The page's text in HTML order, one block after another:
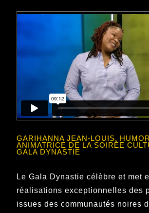
GARIHANNA JEAN-LOUIS,
ANIMATRICE DE LA SOIRÉE
GALA DYNASTIE
Le Gala Dynastie célèbre et met
réalisations exceptionnelles des
issues des communautés noires